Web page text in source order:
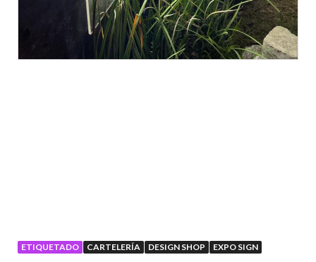
ETIQUETADO CARTELERÍA DESIGN SHOP EXPO SIGN